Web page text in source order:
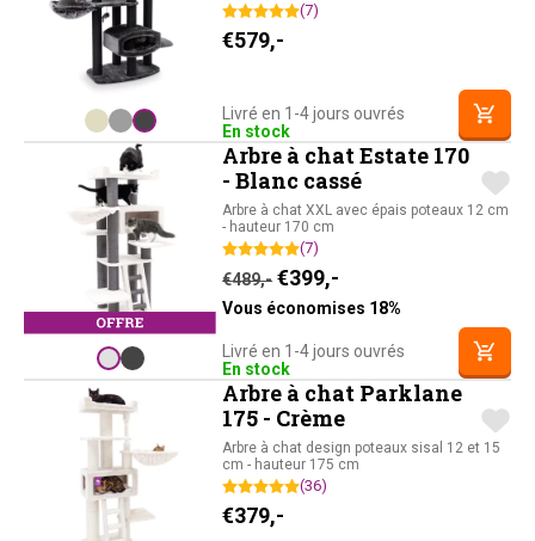
(7)
€579,-
Livré en 1-4 jours ouvrés
En stock
Arbre à chat Estate 170
- Blanc cassé
Arbre à chat XXL avec épais poteaux 12 cm
- hauteur 170 cm
(7)
€489,- Le prix initial était :
€399,-
Vous économises 18%
Livré en 1-4 jours ouvrés
En stock
Arbre à chat Parklane
175 - Crème
Arbre à chat design poteaux sisal 12 et 15
cm - hauteur 175 cm
(36)
€379,-